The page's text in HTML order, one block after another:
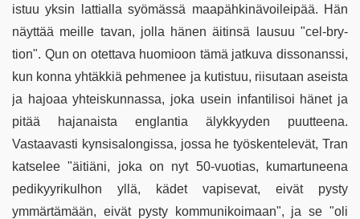
istuu yksin lattialla syömässä maapähkinävoileipää. Hän
näyttää meille tavan, jolla hänen äitinsä lausuu "cel-bry-
tion". Qun on otettava huomioon tämä jatkuva dissonanssi,
kun konna yhtäkkiä pehmenee ja kutistuu, riisutaan aseista
ja hajoaa yhteiskunnassa, joka usein infantilisoi hänet ja
pitää hajanaista englantia älykkyyden puutteena.
Vastaavasti kynsisalongissa, jossa he työskentelevät, Tran
katselee "äitiäni, joka on nyt 50-vuotias, kumartuneena
pedikyyrikulhon yllä, kädet vapisevat, eivät pysty
ymmärtämään, eivät pysty kommunikoimaan", ja se "oli